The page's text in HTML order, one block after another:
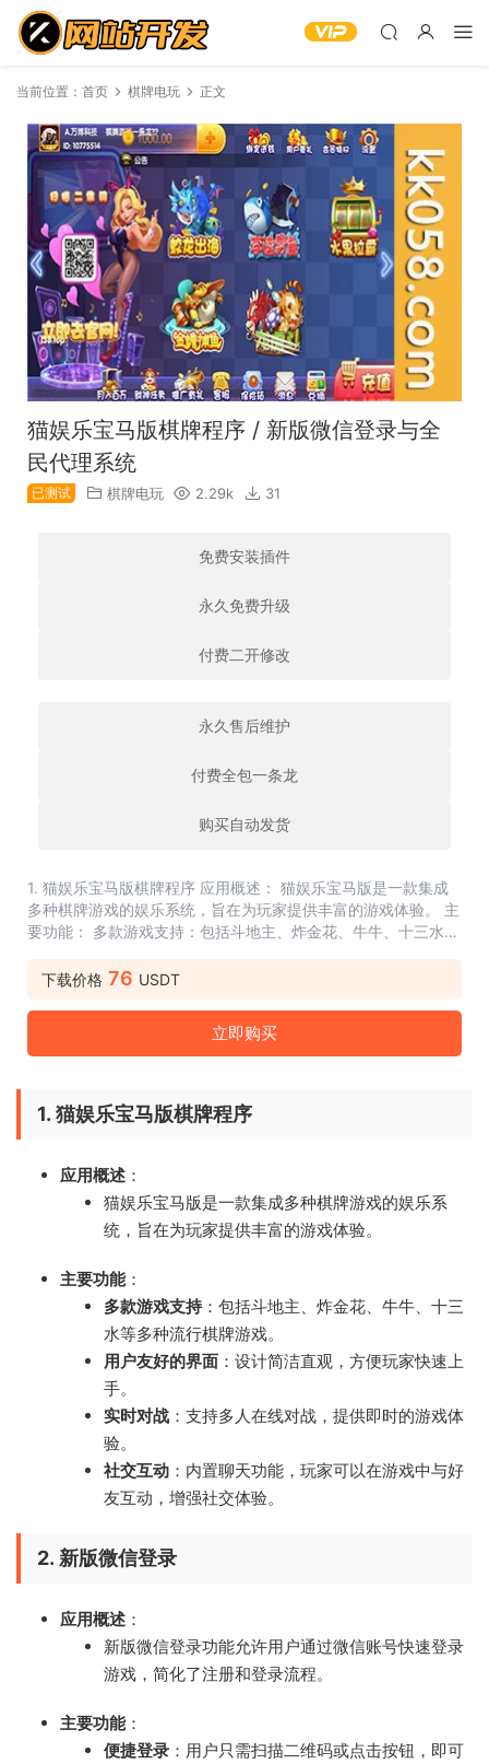
当前位置： 首页 棋牌电玩 正文
猫娱乐宝马版棋牌程序 / 新版微信登录与全
民代理系统
已测试 棋牌电玩 2.29k 31
免费安装插件
永久免费升级
付费二开修改
永久售后维护
付费全包一条龙
购买自动发货
1. 猫娱乐宝马版棋牌程序 应用概述： 猫娱乐宝马版是一款集成
多种棋牌游戏的娱乐系统，旨在为玩家提供丰富的游戏体验。 主
要功能： 多款游戏支持：包括斗地主、炸金花、牛牛、十三水等
下载价格 76 USDT
立即购买
1. 猫娱乐宝马版棋牌程序
应用概述 ：
猫娱乐宝马版是一款集成多种棋牌游戏的娱乐系
统，旨在为玩家提供丰富的游戏体验。
主要功能：
多款游戏支持：包括斗地主、炸金花、牛牛、十三
水等多种流行棋牌游戏。
用户友好的界面 ：设计简洁直观，方便玩家快速上
手。
实时对战 ：支持多人在线对战，提供即时的游戏体
验。
社交互动 ：内置聊天功能，玩家可以在游戏中与好
友互动，增强社交体验。
2. 新版微信登录
应用概述 ：
新版微信登录功能允许用户通过微信账号快速登录
游戏，简化了注册和登录流程。
主要功能：
便捷登录 ：用户只需扫描二维码或点击按钮，即可